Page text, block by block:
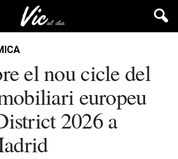
el nou cicle del
europeu
2026 a